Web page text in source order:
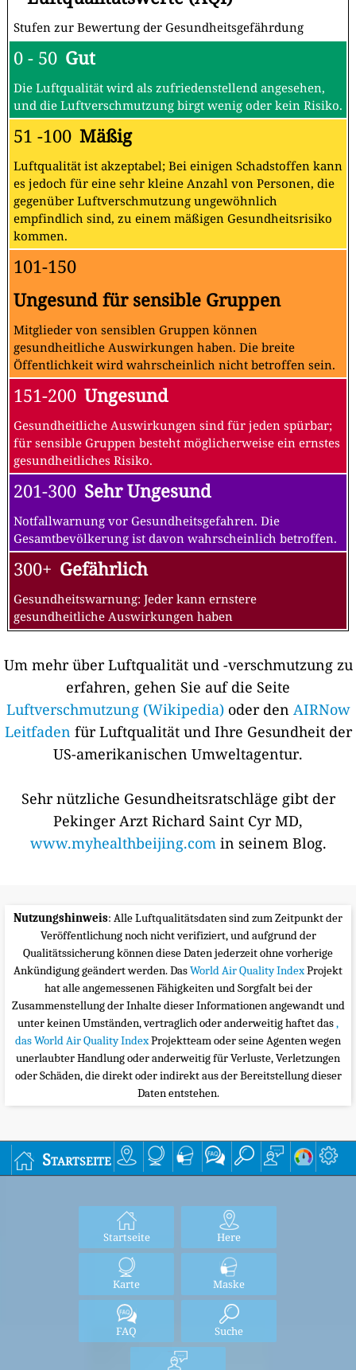
Stufen zur Bewertung der Gesundheitsgefährdung
0 - 50 Gut
Die Luftqualität wird als zufriedenstellend angesehen,
und die Luftverschmutzung birgt wenig oder kein Risiko.
51 -100 Mäßig
Luftqualität ist akzeptabel; Bei einigen Schadstoffen kann
es jedoch für eine sehr kleine Anzahl von Personen, die
gegenüber Luftverschmutzung ungewöhnlich
empfindlich sind, zu einem mäßigen Gesundheitsrisiko
kommen.
101-150
Ungesund für sensible Gruppen
Mitglieder von sensiblen Gruppen können
gesundheitliche Auswirkungen haben. Die breite
Öffentlichkeit wird wahrscheinlich nicht betroffen sein.
151-200 Ungesund
Gesundheitliche Auswirkungen sind für jeden spürbar;
für sensible Gruppen besteht möglicherweise ein ernstes
gesundheitliches Risiko.
201-300 Sehr Ungesund
Notfallwarnung vor Gesundheitsgefahren. Die
Gesamtbevölkerung ist davon wahrscheinlich betroffen.
300+ Gefährlich
Gesundheitswarnung: Jeder kann ernstere
gesundheitliche Auswirkungen haben
Um mehr über Luftqualität und -verschmutzung zu
erfahren, gehen Sie auf die Seite
Luftverschmutzung (Wikipedia)oder den AIRNow
Leitfaden für Luftqualität und Ihre Gesundheit der
US-amerikanischen Umweltagentur.
Sehr nützliche Gesundheitsratschläge gibt der
Pekinger Arzt Richard Saint Cyr MD,
www.myhealthbeijing.comin seinem Blog.
Nutzungshinweis: Alle Luftqualitätsdaten sind zum Zeitpunkt der
Veröffentlichung noch nicht verifiziert, und aufgrund der
Qualitätssicherung können diese Daten jederzeit ohne vorherige
Ankündigung geändert werden. DasWorld Air Quality IndexProjekt
hat alle angemessenen Fähigkeiten und Sorgfalt bei der
Zusammenstellung der Inhalte dieser Informationen angewandt und
unter keinen Umständen, vertraglich oder anderweitig haftet das,
das World Air Quality IndexProjektteam oder seine Agenten wegen
unerlaubter Handlung oder anderweitig für Verluste, Verletzungen
oder Schäden, die direkt oder indirekt aus der Bereitstellung dieser
Daten entstehen.
Startseite
Startseite Here
Karte Maske
FAQ Suche